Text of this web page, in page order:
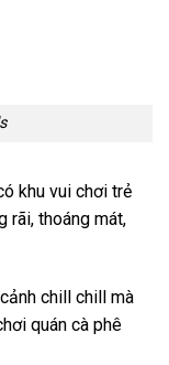
khu vui chơi trẻ
rãi, thoáng mát,
chill chill mà
quán cà phê